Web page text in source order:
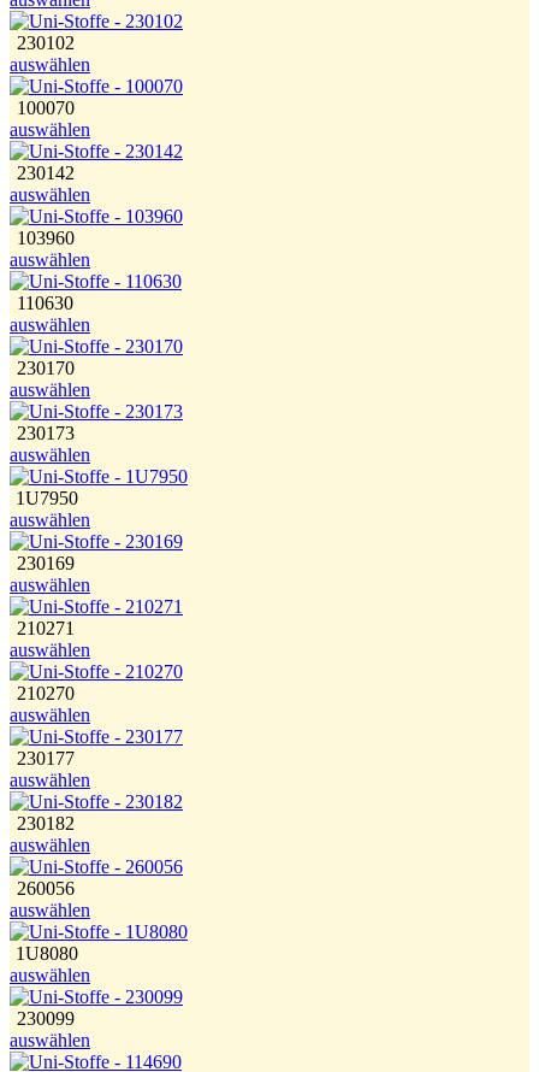
230102
auswählen
100070
auswählen
230142
auswählen
103960
auswählen
110630
auswählen
230170
auswählen
230173
auswählen
1U7950
auswählen
230169
auswählen
210271
auswählen
210270
auswählen
230177
auswählen
230182
auswählen
260056
auswählen
1U8080
auswählen
230099
auswählen